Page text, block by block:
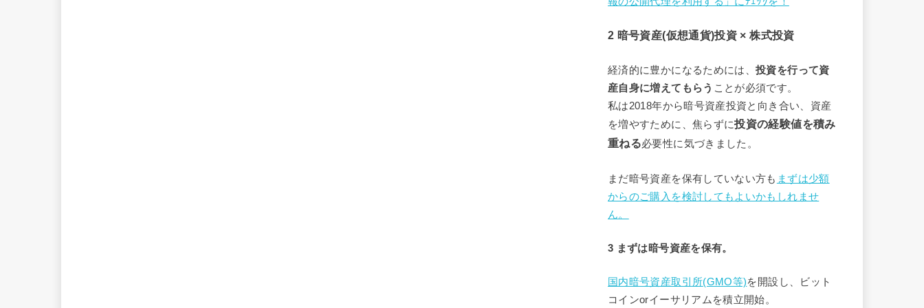
2 暗号資産(仮想通貨)投資 × 株式投資
経済的に豊かになるためには、投資を行って資
産自身に増えてもらう ことが必須です。
私は2018年から暗号資産投資と向き合い、資産
を増やすために、焦らずに投資の経験値を積み
重ねる必要性に気づきました。
まだ暗号資産を保有していない方も まずは少額
からのご購入を検討してもよいかもしれませ
ん。
3 まずは暗号資産を保有。
国内暗号資産取引所(GMO等)を開設し、ビット
コインorイーサリアムを積立開始。